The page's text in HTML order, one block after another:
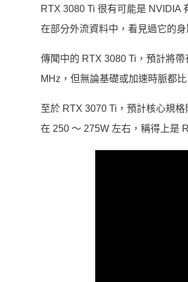
RTX 3080 Ti 很有可能是 NVIDIA
在部分外流資料中，看見過它的身
傳聞中的 RTX 3080 Ti，預計將
MHz，但無論基礎或加速時脈都
至於 RTX 3070 Ti，預計核心規
在 250 ～ 275W 左右，稱得上是